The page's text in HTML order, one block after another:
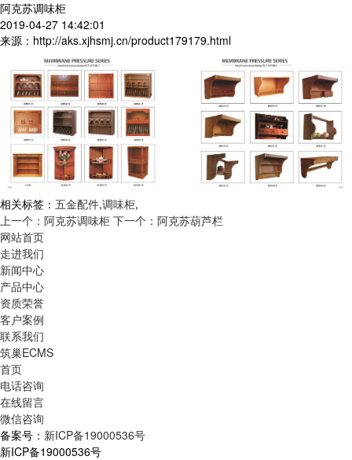
阿克苏调味柜
2019-04-27 14:42:01
来源：http://aks.xjhsmj.cn/product179179.html
相关标签： 五金配件,调味柜,
上一个：阿克苏调味柜 下一个：阿克苏葫芦栏
网站首页
走进我们
新闻中心
产品中心
资质荣誉
客户案例
联系我们
筑巢ECMS
首页
电话咨询
在线留言
微信咨询
备案号： 新ICP备19000536号
新ICP备19000536号